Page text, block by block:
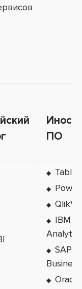
ПО
IBM
Analytics
SAP
Oracle